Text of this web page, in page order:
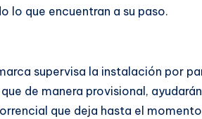
lo que encuentran a su paso.
supervisa la instalación por
de manera provisional,
que deja hasta el